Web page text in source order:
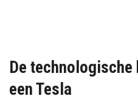
De technologische
een Tesla